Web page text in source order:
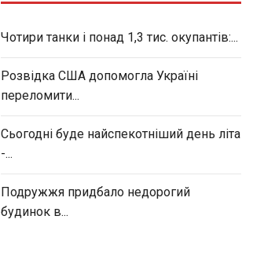
Чотири танки і понад 1,3 тис. окупантів:...
Розвідка США допомогла Україні
переломити...
Сьогодні буде найспекотніший день літа
-...
Подружжя придбало недорогий
будинок в...